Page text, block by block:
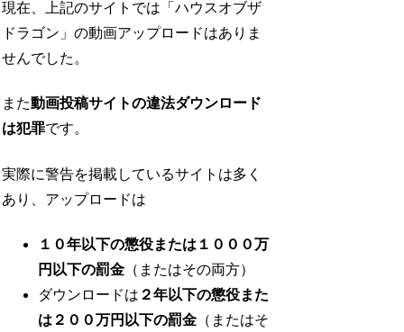
現在、上記のサイトでは「ハウスオブザ
ドラゴン」の動画アップロードはありま
せんでした。
また動画投稿サイトの違法ダウンロード
は犯罪です。
実際に警告を掲載しているサイトは多く
あり、アップロードは
１０年以下の懲役または１０００万
円以下の罰金 （またはその両方）
ダウンロードは ２年以下の懲役また
は２００万円以下の罰金 （またはそ